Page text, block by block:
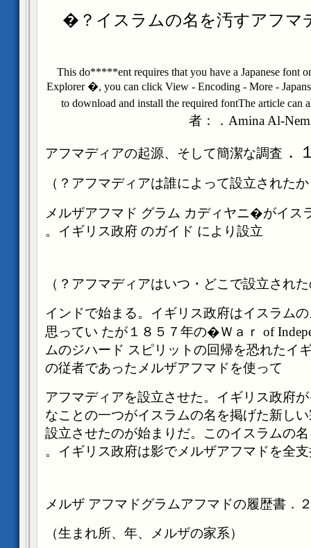
This do*****ent requires that you have a Japanese font
Explorer �, you can click View - Encoding - More -
to download and install the required fontThe article can
者： ． Amina Al-
アフマディアの起源、そして簡潔な調査
（ア
グラム カディヤニ�がイス
イギリス政府 のガイド により設立。
アフマディアはいつ・どこで設立されたの
―インドで始まる。イギリス政府はイスラム
思ってい たが１８５７年の�Ｗａｒ of
ムのジハード スピリットの回帰を恐れたイ
の従者であったメルザアフマドを使って
アフマディアを設立させた。イギリス政府
なことの一つがイスラムの名を掲げた新し
設立させたのが始まりだ。このイスラムの
イギリス政府は影でメルザアフマドを全支
２．メ
アフマドグラムアフマドの履歴書
（生まれ所、年、メルザの家系）